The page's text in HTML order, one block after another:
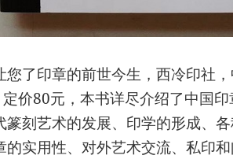
您了印章的前世今生，西冷印社
价80元，本书详尽介绍了中国
篆刻艺术的发展、印学的形成、
的实用性、对外艺术交流、私印